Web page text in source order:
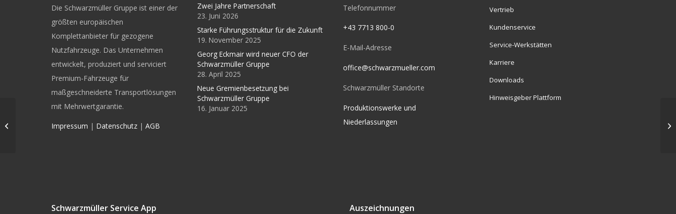
Die Schwarzmüller Gruppe ist einer der
größten europäischen
Komplettanbieter für gezogene
Nutzfahrzeuge. Das Unternehmen
entwickelt, produziert und serviciert
Premium-Fahrzeuge für
maßgeschneiderte Transportlösungen
mit Mehrwertgarantie.
Impressum | Datenschutz | AGB
Zwei Jahre Partnerschaft
23. Juni 2026
Starke Führungsstruktur für die Zukunft
19. November 2025
Georg Eckmair wird neuer CFO der
Schwarzmüller Gruppe
28. April 2025
Neue Gremienbesetzung bei
Schwarzmüller Gruppe
16. Januar 2025
Telefonnummer
+43 7713 800-0
E-Mail-Adresse
office@schwarzmueller.com
Schwarzmüller Standorte
Produktionswerke und
Niederlassungen
Vertrieb
Kundenservice
Service-Werkstätten
Karriere
Downloads
Hinweisgeber Plattform
Schwarzmüller Service App Auszeichnungen
Portfolio auf der